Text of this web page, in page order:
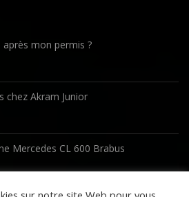
après mon permis ?
chez Akram Junior
Mercedes CL 600 Brabus